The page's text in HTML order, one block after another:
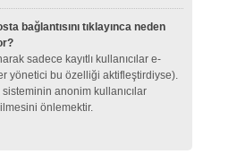
bağlantısını tıklayınca neden
sadece kayıtlı kullanıcılar e-
yönetici bu özelliği aktifleştirdiyse).
anonim kullanıcılar
önlemektir.